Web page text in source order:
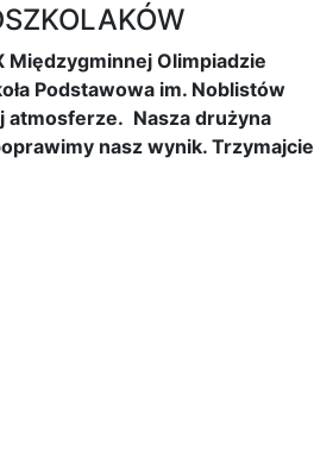
Międzygminnej Olimpiadzie
Podstawowa im. Noblistów
atmosferze. Nasza drużyna
nasz wynik. Trzymajcie